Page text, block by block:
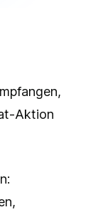
Aktion